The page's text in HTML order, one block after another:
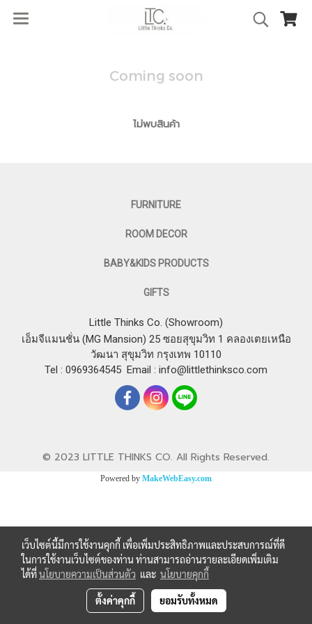
Coming soon
ไม่พบสินค้า
FURNITURE
ROOM DECOR
BABY&KIDS PRODUCTS
GIFTS
Little Thinks Co. (Showroom)
เอ็มจีแมนชั่น (MG Mansion) 25 ซอยสุขุมวิท 1 คลองเตยเหนือ
วัฒนา สุขุมวิท กรุงเทพ 10110
Tel : 0969364545 Email : info@littlethinksco.com
© 2023 LITTLE THINKS CO. All Rights Reserved.
Powered by MakeWebEasy.com
เว็บไซต์นี้มีการใช้งานคุกกี้ เพื่อเพิ่มประสิทธิภาพและประสบการณ์ที่ดี
ในการใช้งานเว็บไซต์ของท่าน ท่านสามารถอ่านรายละเอียดเพิ่มเติม
ได้ที่นโยบายความเป็นส่วนตัว และ นโยบายคุกกี้
ตั้งค่าคุกกี้ ยอมรับทั้งหมด